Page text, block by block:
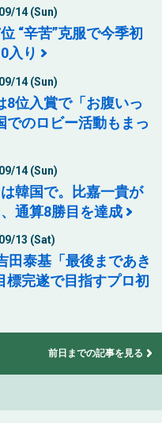
14 (Sun)
“辛苦”克服で今季初
入り
14 (Sun)
8位入賞で「お腹いっ
でのロビー活動もまっ
14 (Sun)
韓国で。比嘉一貴が
通算8勝目を達成
13 (Sat)
田泰基「最後まであき
標完遂で目指すプロ初
前日までの記事を見る